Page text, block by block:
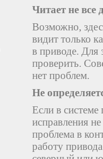
Читает не все
Возможно,
видит только
в приводе. Для
проверить.
нет проблем.
Не
Если в
исправления
проблема в
работу